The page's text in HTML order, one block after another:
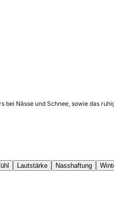
bei Nässe und Schnee, sowie das
Lautstärke Nasshaftung